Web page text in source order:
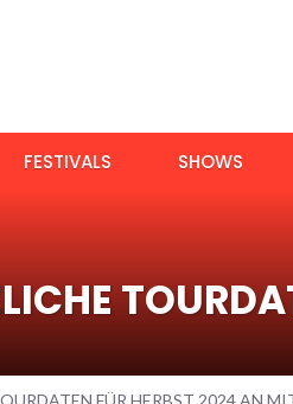
FESTIVALS SHOWS
FÜR HERBST 2024 AN